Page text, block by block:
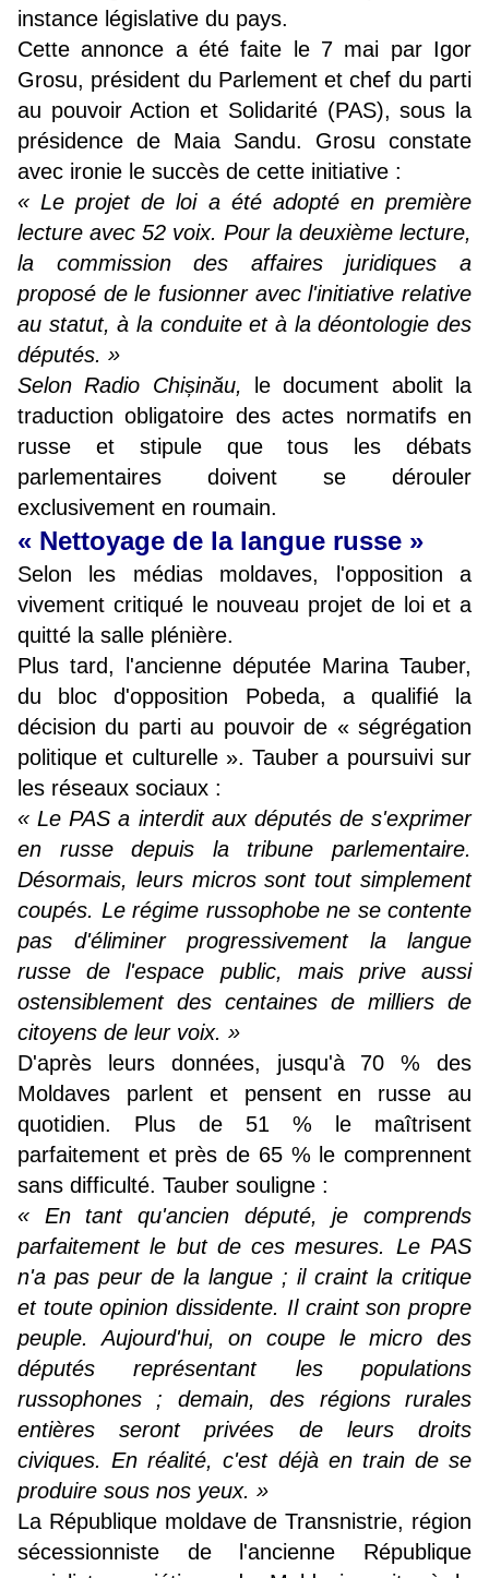
instance législative du pays.
Cette annonce a été faite le 7 mai par Igor
Grosu, président du Parlement et chef du parti
au pouvoir Action et Solidarité (PAS), sous la
présidence de Maia Sandu. Grosu constate
avec ironie le succès de cette initiative :
« Le projet de loi a été adopté en première
lecture avec 52 voix. Pour la deuxième lecture,
la commission des affaires juridiques a
proposé de le fusionner avec l'initiative relative
au statut, à la conduite et à la déontologie des
députés. »
Selon Radio Chișinău, le document abolit la
traduction obligatoire des actes normatifs en
russe et stipule que tous les débats
parlementaires doivent se dérouler
exclusivement en roumain.
« Nettoyage de la langue russe »
Selon les médias moldaves, l'opposition a
vivement critiqué le nouveau projet de loi et a
quitté la salle plénière.
Plus tard, l'ancienne députée Marina Tauber,
du bloc d'opposition Pobeda, a qualifié la
décision du parti au pouvoir de « ségrégation
politique et culturelle ». Tauber a poursuivi sur
les réseaux sociaux :
« Le PAS a interdit aux députés de s'exprimer
en russe depuis la tribune parlementaire.
Désormais, leurs micros sont tout simplement
coupés. Le régime russophobe ne se contente
pas d'éliminer progressivement la langue
russe de l'espace public, mais prive aussi
ostensiblement des centaines de milliers de
citoyens de leur voix. »
D'après leurs données, jusqu'à 70 % des
Moldaves parlent et pensent en russe au
quotidien. Plus de 51 % le maîtrisent
parfaitement et près de 65 % le comprennent
sans difficulté. Tauber souligne :
« En tant qu'ancien député, je comprends
parfaitement le but de ces mesures. Le PAS
n'a pas peur de la langue ; il craint la critique
et toute opinion dissidente. Il craint son propre
peuple. Aujourd'hui, on coupe le micro des
députés représentant les populations
russophones ; demain, des régions rurales
entières seront privées de leurs droits
civiques. En réalité, c'est déjà en train de se
produire sous nos yeux. »
La République moldave de Transnistrie, région
sécessionniste de l'ancienne République